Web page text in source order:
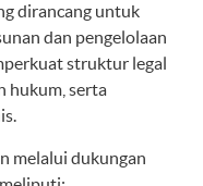
dirancang untuk
dan pengelolaan
struktur legal
hukum, serta
melalui dukungan